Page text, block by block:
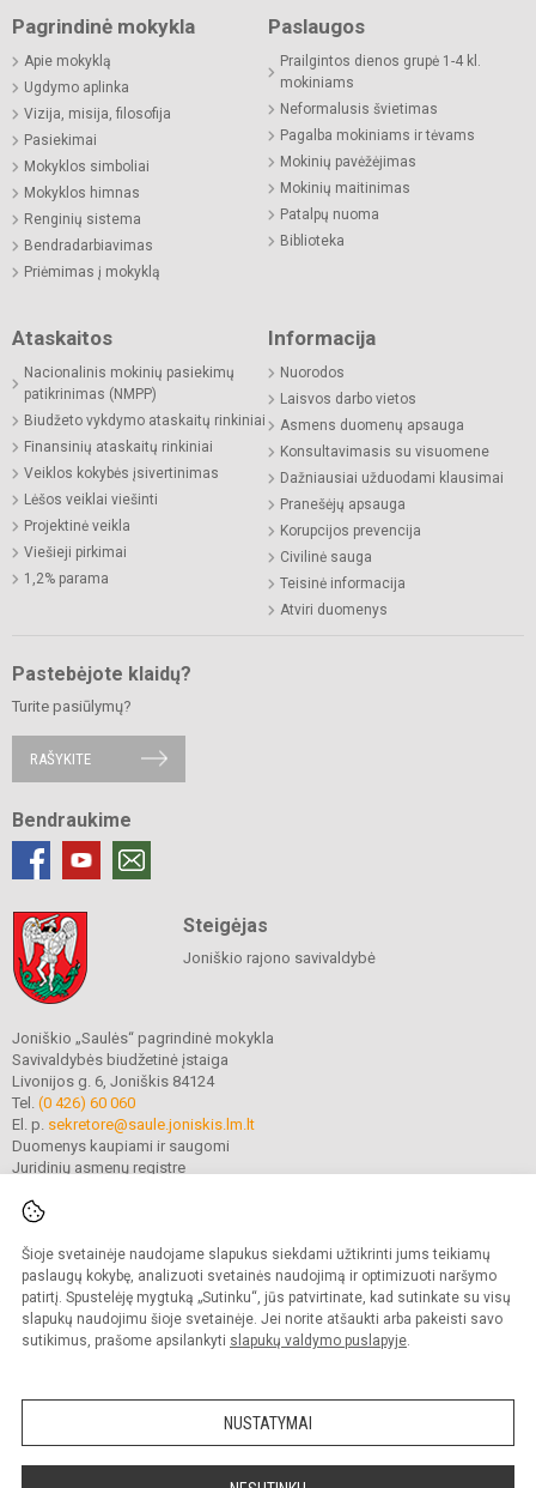
Šioje svetainėje naudojame slapukus siekdami užtikrinti jums teikiamų
paslaugų kokybę, analizuoti svetainės naudojimą ir optimizuoti naršymo
patirtį. Spustelėję mygtuką „Sutinku“, jūs patvirtinate, kad sutinkate su visų
slapukų naudojimu šioje svetainėje. Jei norite atšaukti arba pakeisti savo
sutikimus, prašome apsilankyti slapukų valdymo puslapyje.
NUSTATYMAI
Pagrindinė mokykla
Apie mokyklą
Ugdymo aplinka
Vizija, misija, filosofija
Pasiekimai
Mokyklos simboliai
Mokyklos himnas
Renginių sistema
Bendradarbiavimas
Priėmimas į mokyklą
Paslaugos
Prailgintos dienos grupė 1-4 kl.
mokiniams
Neformalusis švietimas
Pagalba mokiniams ir tėvams
Mokinių pavėžėjimas
Mokinių maitinimas
Patalpų nuoma
Biblioteka
Ataskaitos
Nacionalinis mokinių pasiekimų
patikrinimas (NMPP)
Biudžeto vykdymo ataskaitų rinkiniai
Finansinių ataskaitų rinkiniai
Veiklos kokybės įsivertinimas
Lėšos veiklai viešinti
Projektinė veikla
Viešieji pirkimai
1,2% parama
Informacija
Nuorodos
Laisvos darbo vietos
Asmens duomenų apsauga
Konsultavimasis su visuomene
Dažniausiai užduodami klausimai
Pranešėjų apsauga
Korupcijos prevencija
Civilinė sauga
Teisinė informacija
Atviri duomenys
Pastebėjote klaidų?
Turite pasiūlymų?
RAŠYKITE
Bendraukime
Steigėjas
Joniškio rajono savivaldybė
Joniškio „Saulės“ pagrindinė mokykla
Savivaldybės biudžetinė įstaiga
Livonijos g. 6, Joniškis 84124
Tel. (0 426) 60 060
El. p. sekretore@saule.joniskis.lm.lt
Duomenys kaupiami ir saugomi
Juridinių asmenų registre
© 2023. Joniškio „Saulės“ pagrindinė mokykla. Visos teisės saugomos.
Kopijuoti turinį be raštiško įstaigos administracijos sutikimo griežtai draudžiama.
Versija neįgaliesiems Slapukų politika